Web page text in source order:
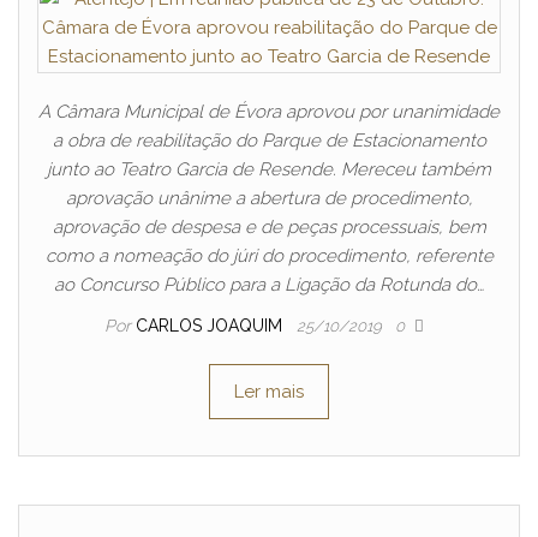
A Câmara Municipal de Évora aprovou por unanimidade
a obra de reabilitação do Parque de Estacionamento
junto ao Teatro Garcia de Resende. Mereceu também
aprovação unânime a abertura de procedimento,
aprovação de despesa e de peças processuais, bem
como a nomeação do júri do procedimento, referente
ao Concurso Público para a Ligação da Rotunda do…
Por CARLOS JOAQUIM 25/10/2019 0
Ler mais